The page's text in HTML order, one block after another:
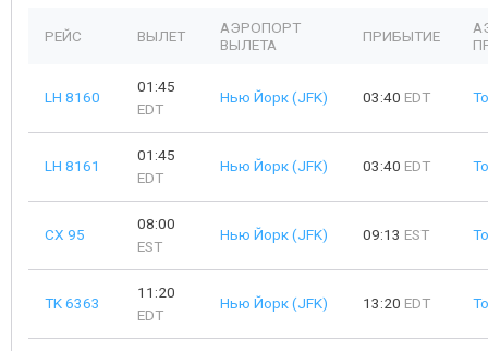
РЕЙС ВЫЛЕТ
АЭРОПОРТ
ВЫЛЕТА
ПРИБЫТИЕ
LH 8160
01:45
EDT
Нью Йорк (JFK) 03:40 EDT
LH 8161
01:45
EDT
Нью Йорк (JFK) 03:40 EDT
CX 95
08:00
EST
Нью Йорк (JFK) 09:13 EST
TK 6363
11:20
EDT
Нью Йорк (JFK) 13:20 EDT